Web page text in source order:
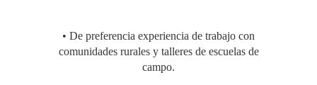
INNOVADORAS
PARA EL
• De preferencia experiencia de trabajo con
comunidades rurales y talleres de escuelas de
campo.